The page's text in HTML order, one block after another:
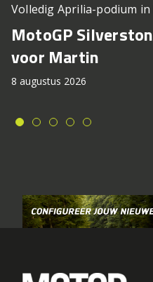
Volledig Aprilia-podium in
MotoGP
voor Martin
8 augustus 2026